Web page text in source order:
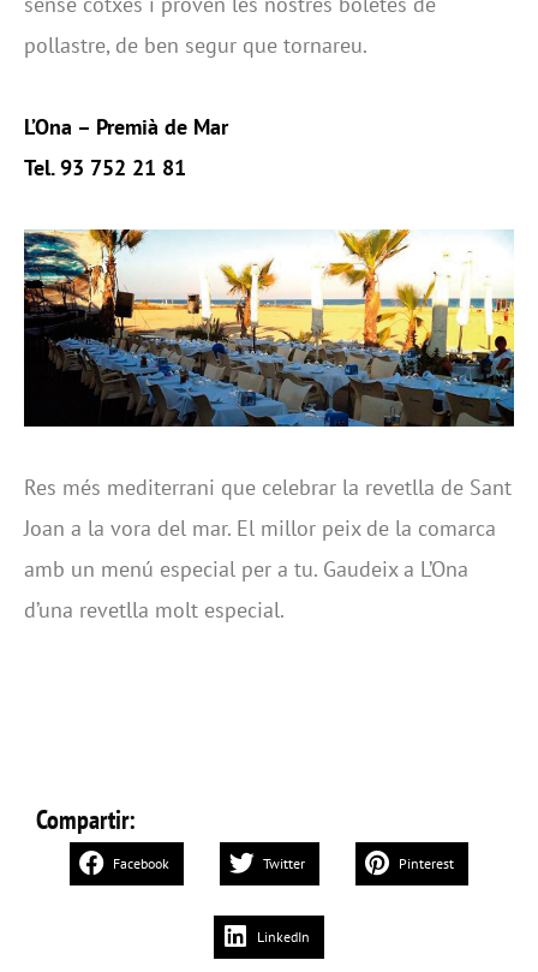
pollastre, de ben segur que tornareu.
L’Ona – Premià de Mar
Tel. 93 752 21 81
Res més mediterrani que celebrar la revetlla de Sant
Joan a la vora del mar. El millor peix de la comarca
amb un menú especial per a tu. Gaudeix a L’Ona
d’una revetlla molt especial.
Compartir:
Facebook Twitter Pinterest
LinkedIn